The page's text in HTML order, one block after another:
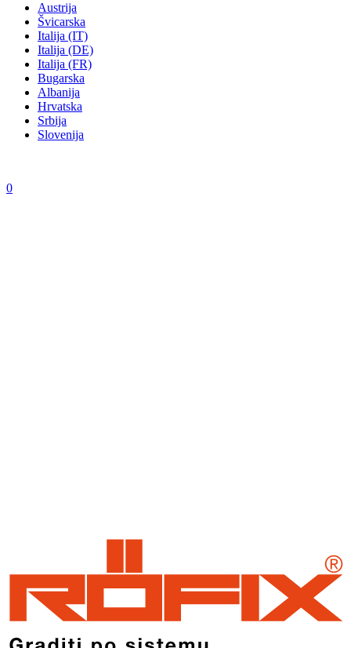
Austrija
Švicarska
Italija (IT)
Italija (DE)
Italija (FR)
Bugarska
Albanija
Hrvatska
Srbija
Slovenija
0